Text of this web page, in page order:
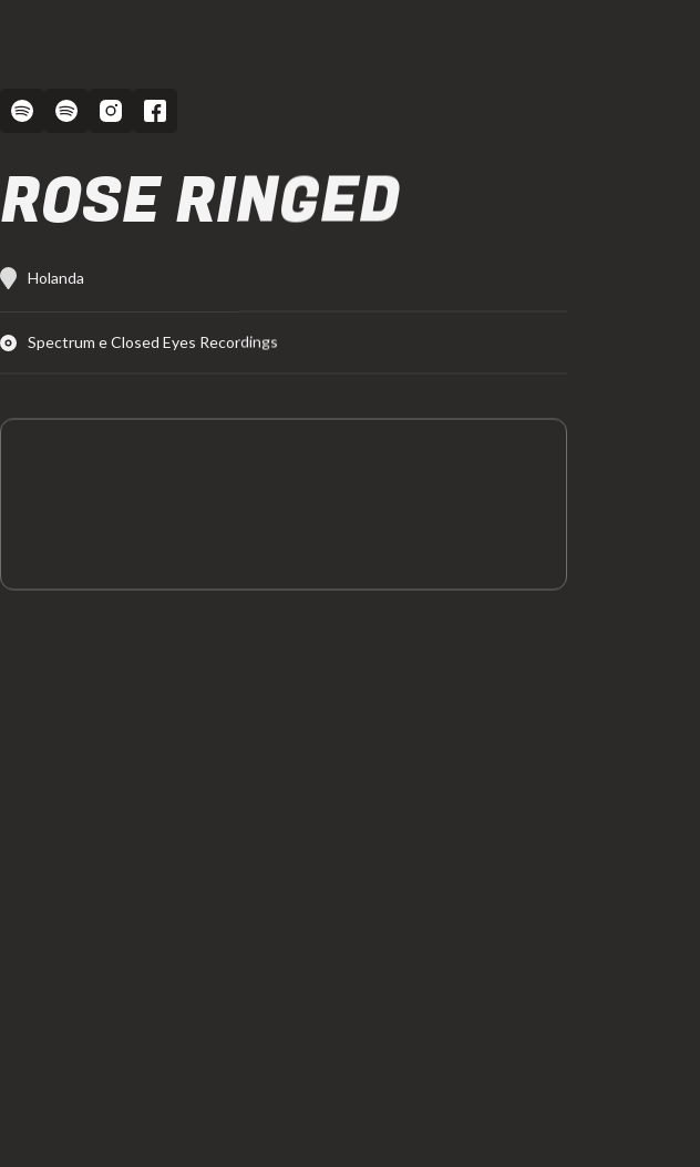
ROSE RINGED
Holanda
Spectrum e Closed Eyes Recordings